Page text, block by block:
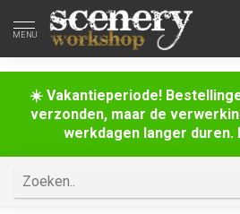
☀️ Vakantieperiode!
verzonden, maar de
werkdagen langer
MENU